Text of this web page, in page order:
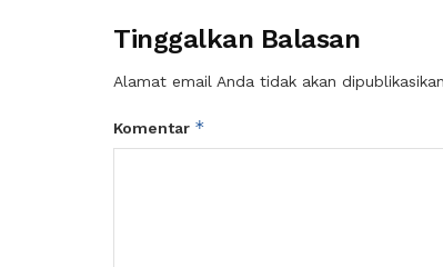
Tinggalkan Balasan
Alamat email Anda tidak akan
Komentar *